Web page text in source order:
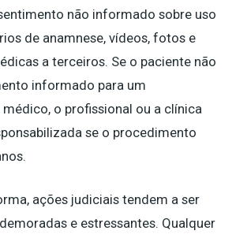
não informado sobre uso
de anamnese, vídeos, fotos e
a terceiros. Se o paciente não
informado para um
o profissional ou a clínica
se o procedimento
ações judiciais tendem a ser
e estressantes. Qualquer